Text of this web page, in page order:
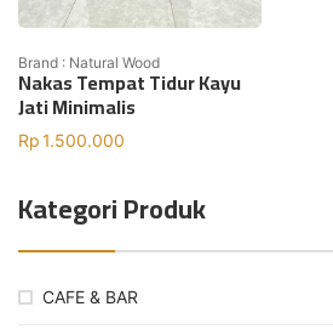
Kategori Produk
CAFE & BAR
Brand : Natural Wood
Nakas Tempat Tidur Kayu
Jati Minimalis
Rp1.500.000